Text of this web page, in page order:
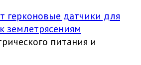
герконовые датчики для
землетрясениям
питания и